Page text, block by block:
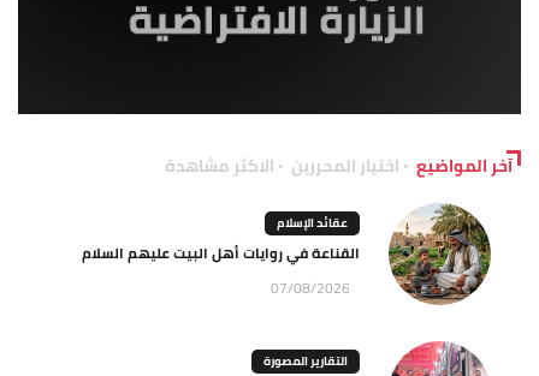
آخر المواضيع اختيار المحررين الاكثر مشاهدة
عقائد الإسلام
القناعة في روايات أهل البيت عليهم السلام
07/08/2026
التقارير المصورة